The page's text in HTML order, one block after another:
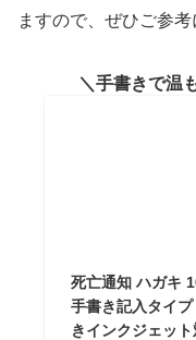
ますので、ぜひご参考
手書きで温
死亡通知 ハガキ
手書き記入タイ
きインクジェッ